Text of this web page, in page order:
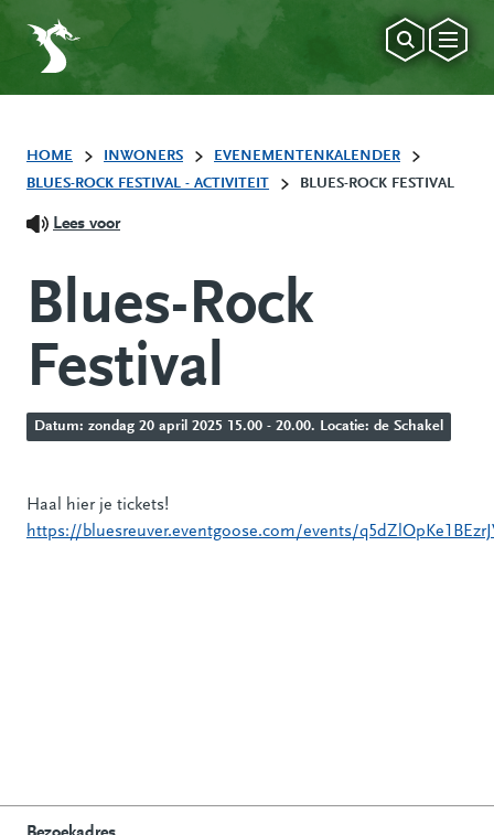
HOME INWONERS
EVENEMENTENKALENDER
BLUES-ROCK FESTIVAL - ACTIVITEIT
BLUES-ROCK FESTIVAL
Lees voor
Blues-Rock
Festival
Datum: zondag 20 april 2025 15.00 - 20.00. Locatie: de Schakel
Haal hier je tickets!
https://bluesreuver.eventgoose.com/events/